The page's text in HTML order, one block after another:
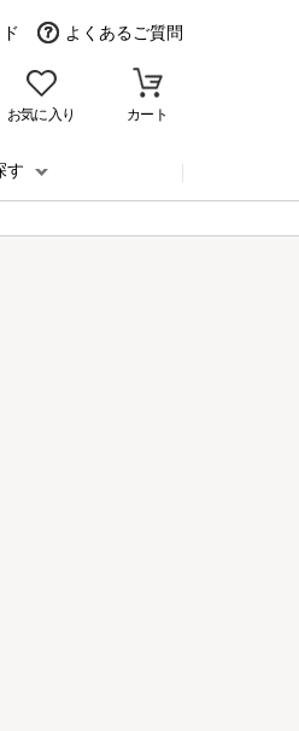
よくあるご質問
お気に入り カート
す